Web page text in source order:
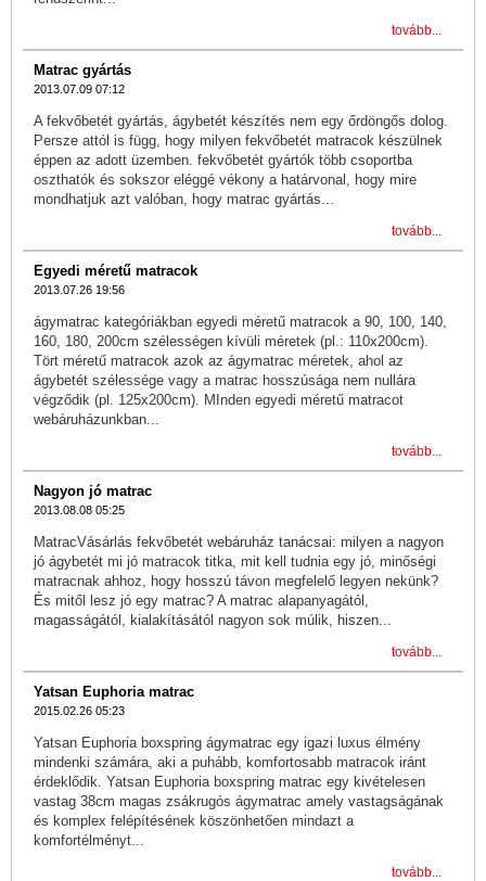
tovább...
Matrac gyártás
2013.07.09 07:12
A fekvőbetét gyártás, ágybetét készítés nem egy őrdöngős dolog.
Persze attól is függ, hogy milyen fekvőbetét matracok készülnek
éppen az adott üzemben. fekvőbetét gyártók több csoportba
oszthatók és sokszor eléggé vékony a határvonal, hogy mire
mondhatjuk azt valóban, hogy matrac gyártás...
tovább...
Egyedi méretű matracok
2013.07.26 19:56
ágymatrac kategóriákban egyedi méretű matracok a 90, 100, 140,
160, 180, 200cm szélességen kívüli méretek (pl.: 110x200cm).
Tört méretű matracok azok az ágymatrac méretek, ahol az
ágybetét szélessége vagy a matrac hosszúsága nem nullára
végződik (pl. 125x200cm). MInden egyedi méretű matracot
webáruházunkban...
tovább...
Nagyon jó matrac
2013.08.08 05:25
MatracVásárlás fekvőbetét webáruház tanácsai: milyen a nagyon
jó ágybetét mi jó matracok titka, mit kell tudnia egy jó, minőségi
matracnak ahhoz, hogy hosszú távon megfelelő legyen nekünk?
És mitől lesz jó egy matrac? A matrac alapanyagától,
magasságától, kialakításától nagyon sok múlik, hiszen...
tovább...
Yatsan Euphoria matrac
2015.02.26 05:23
Yatsan Euphoria boxspring ágymatrac egy igazi luxus élmény
mindenki számára, aki a puhább, komfortosabb matracok iránt
érdeklődik. Yatsan Euphoria boxspring matrac egy kivételesen
vastag 38cm magas zsákrugós ágymatrac amely vastagságának
és komplex felépítésének köszönhetően mindazt a
komfortélményt...
tovább...